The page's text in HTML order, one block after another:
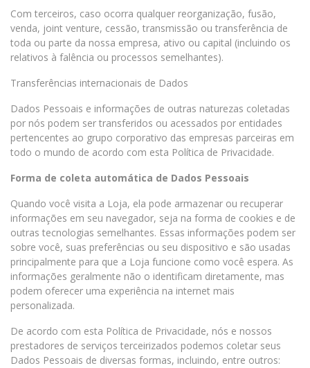
Com terceiros, caso ocorra qualquer reorganização, fusão,
venda, joint venture, cessão, transmissão ou transferência de
toda ou parte da nossa empresa, ativo ou capital (incluindo os
relativos à falência ou processos semelhantes).
Transferências internacionais de Dados
Dados Pessoais e informações de outras naturezas coletadas
por nós podem ser transferidos ou acessados por entidades
pertencentes ao grupo corporativo das empresas parceiras em
todo o mundo de acordo com esta Política de Privacidade.
Forma de coleta automática de Dados Pessoais
Quando você visita a Loja, ela pode armazenar ou recuperar
informações em seu navegador, seja na forma de cookies e de
outras tecnologias semelhantes. Essas informações podem ser
sobre você, suas preferências ou seu dispositivo e são usadas
principalmente para que a Loja funcione como você espera. As
informações geralmente não o identificam diretamente, mas
podem oferecer uma experiência na internet mais
personalizada.
De acordo com esta Política de Privacidade, nós e nossos
prestadores de serviços terceirizados podemos coletar seus
Dados Pessoais de diversas formas, incluindo, entre outros: